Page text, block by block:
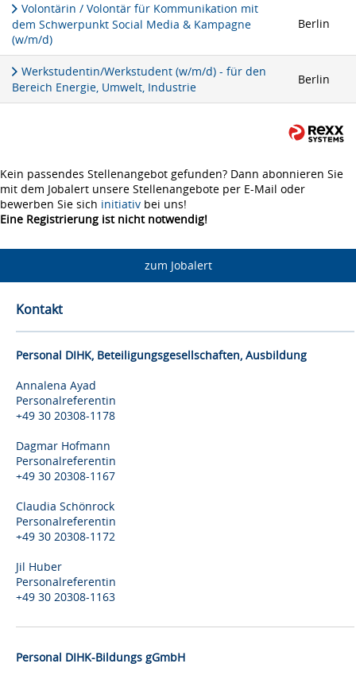
Volontärin / Volontär für Kommunikation mit
dem Schwerpunkt Social Media & Kampagne
(w/m/d)
Berlin
Werkstudentin/Werkstudent (w/m/d) - für den
Bereich Energie, Umwelt, Industrie
Berlin
Kein passendes Stellenangebot gefunden? Dann abonnieren Sie
mit dem Jobalert unsere Stellenangebote per E-Mail oder
bewerben Sie sich initiativ bei uns!
Eine Registrierung ist nicht notwendig!
zum Jobalert
Kontakt
Personal DIHK, Beteiligungsgesellschaften, Ausbildung
Annalena Ayad
Personalreferentin
+49 30 20308-1178
Dagmar Hofmann
Personalreferentin
+49 30 20308-1167
Claudia Schönrock
Personalreferentin
+49 30 20308-1172
Jil Huber
Personalreferentin
+49 30 20308-1163
Personal DIHK-Bildungs gGmbH